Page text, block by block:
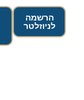
הרשמה
לניוזלטר